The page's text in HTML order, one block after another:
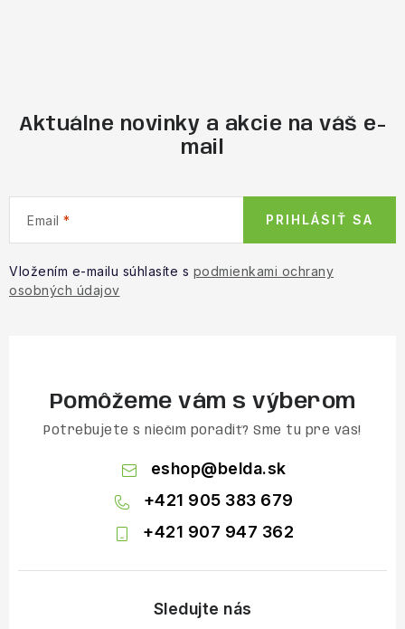
Aktuálne novinky a akcie na váš e-
mail
Email
Vložením e-mailu súhlasíte s podmienkami ochrany
osobných údajov
PRIHLÁSIŤ SA
Pomôžeme vám s výberom
Potrebujete s niečím poradiť? Sme tu pre vás!
eshop@belda.sk
+421 905 383 679
+421 907 947 362